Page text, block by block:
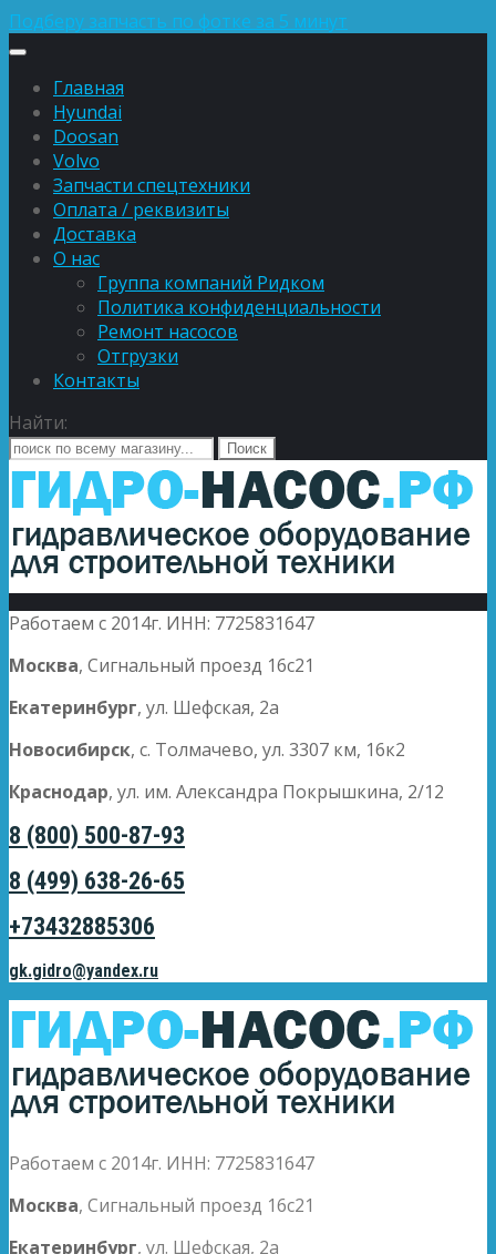
Подберу запчасть по фотке за 5 минут
Главная
Hyundai
Doosan
Volvo
Запчасти спецтехники
Оплата / реквизиты
Доставка
О нас
Группа компаний Ридком
Политика конфиденциальности
Ремонт насосов
Отгрузки
Контакты
Найти:
Работаем с 2014г. ИНН: 7725831647
Москва, Сигнальный проезд 16с21
Екатеринбург, ул. Шефская, 2а
Новосибирск, с. Толмачево, ул. 3307 км, 16к2
Краснодар, ул. им. Александра Покрышкина, 2/12
8 (800) 500-87-93
8 (499) 638-26-65
+73432885306
gk.gidro@yandex.ru
Работаем с 2014г. ИНН: 7725831647
Москва, Сигнальный проезд 16с21
Екатеринбург, ул. Шефская, 2а